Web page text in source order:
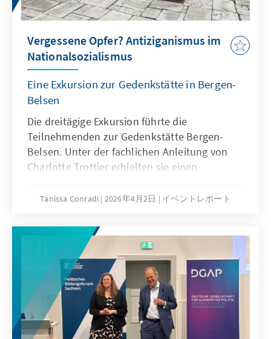
Vergessene Opfer? Antiziganismus im
Nationalsozialismus
Eine Exkursion zur Gedenkstätte in Bergen-
Belsen
Die dreitägige Exkursion führte die
Teilnehmenden zur Gedenkstätte Bergen-
Belsen. Unter der fachlichen Anleitung von
Charlotte Trottier erhielten sie einen
NS-Verfolgung von Sinti und Roma sowie in
Durch die Verbindung aus historischer
Recherche, inhaltlichen Impulsen und
gemeinsamer Reflexion entstand ein
vielfältiger Lernraum, der sowohl individuelle
Lebensgeschichten als auch strukturelle
Zusammenhänge in den Blick nahm.
Tanissa Conradi 2026年4月2日 イベントレポート